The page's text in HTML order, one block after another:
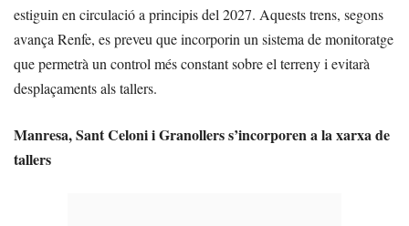
estiguin en circulació a principis del 2027. Aquests trens, segons
avança Renfe, es preveu que incorporin un sistema de monitoratge
que permetrà un control més constant sobre el terreny i evitarà
desplaçaments als tallers.
Manresa, Sant Celoni i Granollers s’incorporen a la xarxa de
tallers